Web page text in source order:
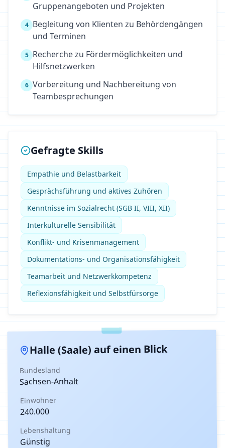
Gruppenangeboten und Projekten
4 Begleitung von Klienten zu Behördengängen
und Terminen
5 Recherche zu Fördermöglichkeiten und
Hilfsnetzwerken
6 Vorbereitung und Nachbereitung von
Teambesprechungen
Gefragte Skills
Empathie und Belastbarkeit
Gesprächsführung und aktives Zuhören
Kenntnisse im Sozialrecht (SGB II, VIII, XII)
Interkulturelle Sensibilität
Konflikt- und Krisenmanagement
Dokumentations- und Organisationsfähigkeit
Teamarbeit und Netzwerkkompetenz
Reflexionsfähigkeit und Selbstfürsorge
Halle (Saale) auf einen Blick
Bundesland
Sachsen-Anhalt
Einwohner
240.000
Lebenshaltung
Günstig